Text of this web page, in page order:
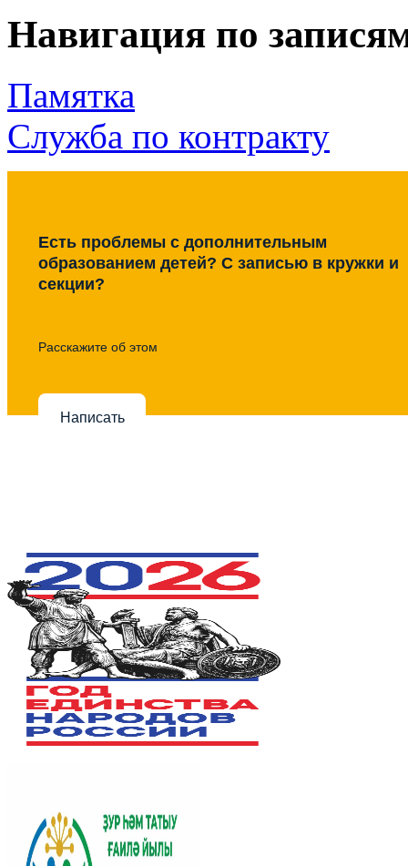
Навигация по
Памятка
Служба по контракту
Есть проблемы с дополнительным
образованием детей? С записью в кружки и
секции?
Расскажите об этом
Написать